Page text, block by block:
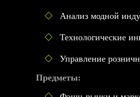
Анализ модной
Технологические
Управление
Предметы: